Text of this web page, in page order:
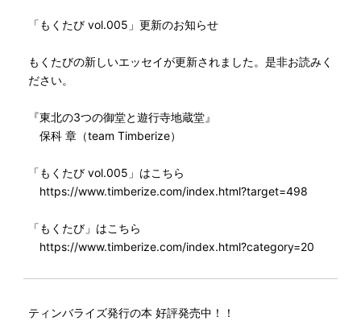
「もくたび vol.005」更新のお知らせ
もくたびの新しいエッセイが更新されました。是非お読みく
ださい。
『東北の3つの御堂と遊行寺地蔵堂』
保科 章（team Timberize）
「もくたび vol.005」はこちら
https://www.timberize.com/index.html?target=498
「もくたび」はこちら
https://www.timberize.com/index.html?category=20
ティンバライズ発行の本 好評発売中！！